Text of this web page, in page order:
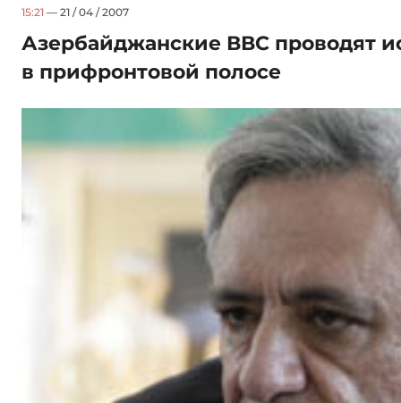
15:21 — 21 / 04 / 2007
Азербайджанские ВВС проводят
в прифронтовой полосе